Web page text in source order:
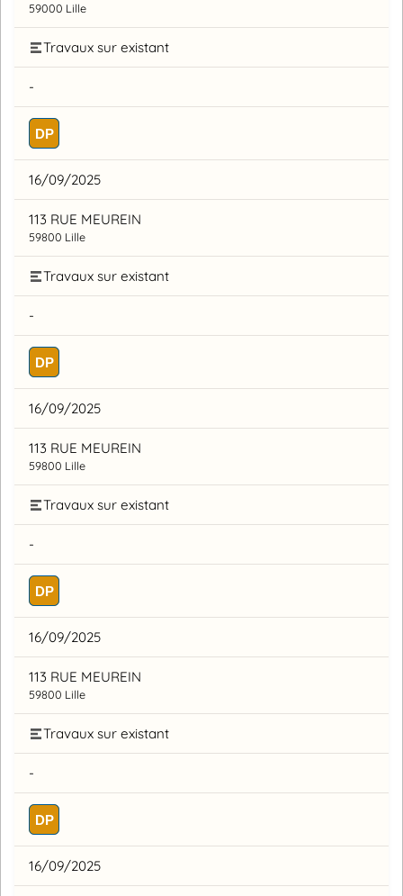
59000 Lille
Travaux sur existant
-
DP
16/09/2025
113 RUE MEUREIN
59800 Lille
Travaux sur existant
-
DP
16/09/2025
113 RUE MEUREIN
59800 Lille
Travaux sur existant
-
DP
16/09/2025
113 RUE MEUREIN
59800 Lille
Travaux sur existant
-
DP
16/09/2025